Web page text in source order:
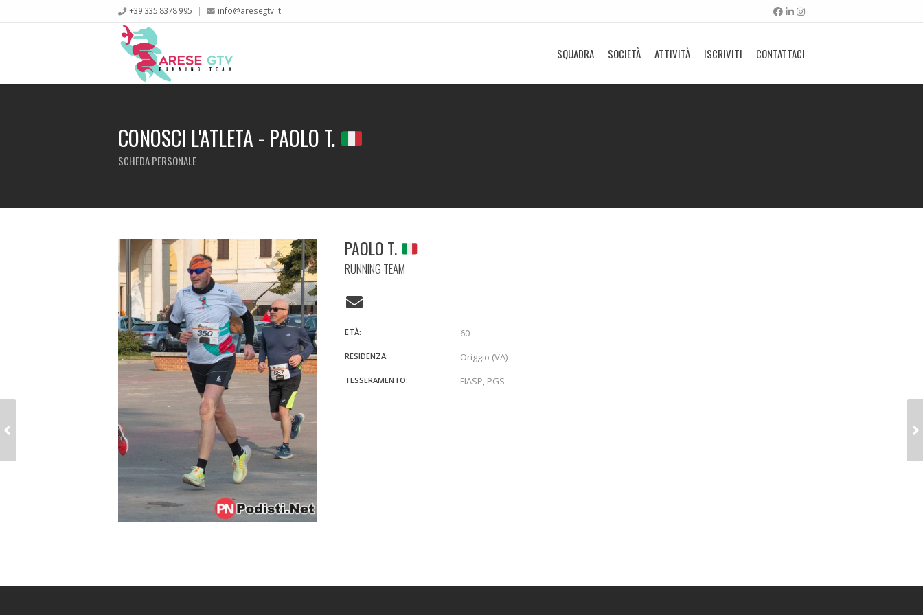
+39 335 8378 995 info@aresegtv.it
SQUADRA SOCIETÀ ATTIVITÀ ISCRIVITI CONTATTACI
CONOSCI L'ATLETA - PAOLO T.
SCHEDA PERSONALE
PAOLO T.
RUNNING TEAM
ETÀ: 60
RESIDENZA: Origgio (VA)
TESSERAMENTO: FIASP, PGS